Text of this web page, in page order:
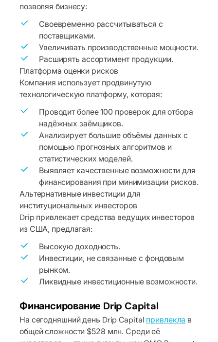
позволяя бизнесу:
Своевременно рассчитываться с
поставщиками.
Увеличивать производственные мощности.
Расширять ассортимент продукции.
Платформа оценки рисков
Компания использует продвинутую
технологическую платформу, которая:
Проводит более 100 проверок для отбора
надёжных заёмщиков.
Анализирует большие объёмы данных с
помощью прогнозных алгоритмов и
статистических моделей.
Выявляет качественные возможности для
финансирования при минимизации рисков.
Альтернативные инвестиции для
институциональных инвесторов
Drip привлекает средства ведущих инвесторов
из США, предлагая:
Высокую доходность.
Инвестиции, не связанные с фондовым
рынком.
Ликвидные инвестиционные возможности.
Финансирование Drip Capital
На сегодняшний день Drip Capital привлекла в
общей сложности $528 млн. Среди её